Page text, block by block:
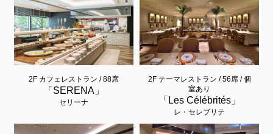
2F カフェレストラン / 88席
「SERENA」
セリーナ
2F テーマレストラン / 56席 / 個
室あり
「Les Célébrités」
レ・セレブリテ